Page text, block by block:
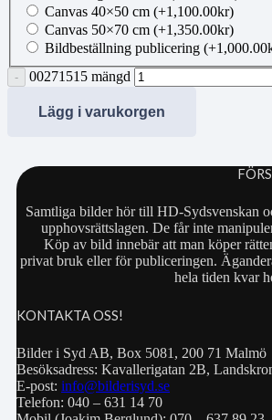
Canvas 40×50 cm (+1,100.00kr)
Canvas 50×70 cm (+1,350.00kr)
Bildbeställning publicering (+1,000.00
00271515 mängd
Lägg i varukorgen
Samtliga bilder hör till HD-Sydsvenskan
upphovsrättslagen. De får inte
Köp av bild innebär att man köper
privat bruk eller för publiceringen.
hela tiden kvar
KONTAKTA OSS!
Bilder i Syd AB, Box 5081, 200 71 Malmö
Besöksadress: Kavallerigatan 2B,
E-post: info@bilderisyd.se
Telefon: 040 – 631 14 70